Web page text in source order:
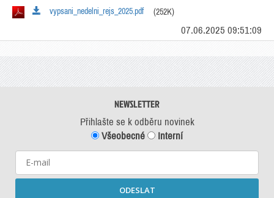
vypsani_nedelni_rejs_2025.pdf (252K)
07.06.2025 09:51:09
NEWSLETTER
Přihlašte se k odběru novinek
Všeobecné
Interní
ODESLAT